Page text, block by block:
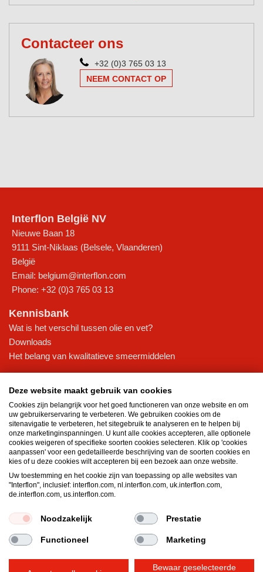
Contacteer ons
+32 (0)3 765 03 13
NEEM CONTACT OP
Interflon België NV
Nieuwe Baan 18
9111 Sint-Niklaas (Belsele, Vlaanderen)
België
Email: belgium@interflon.com
Phone: +32 (0)3 765 03 13
Kennisbank
Wat is het verschil tussen olie en vet?
Downloads
Het belang van kwalitatieve smeermiddelen
Pneumatische olie
Hydraulische olie
Droge smeerolie
Transmissieolie
Aerosols
Interflon Vetten
Hittebestendig vet
Lagetemperatuurvet
Algemene voorwaarden
Privacyverklaring
Deze website maakt gebruik van cookies
Cookies zijn belangrijk voor het goed functioneren van onze website en om
uw gebruikerservaring te verbeteren. We gebruiken cookies om de
sitenavigatie te verbeteren, het sitegebruik te analyseren en te helpen bij
onze marketinginspanningen. U kunt alle cookies accepteren, alle optionele
cookies weigeren of specifieke soorten cookies selecteren. Klik op 'cookies
aanpassen' voor een gedetailleerde beschrijving van de soorten cookies en
kies of u deze cookies wilt accepteren bij een bezoek aan onze website.
Uw toestemming en het cookie zijn van toepassing op alle websites van
"Interflon", inclusief: interflon.com, nl.interflon.com, uk.interflon.com,
de.interflon.com, us.interflon.com.
Noodzakelijk Prestatie
Functioneel Marketing
Bewaar geselecteerde